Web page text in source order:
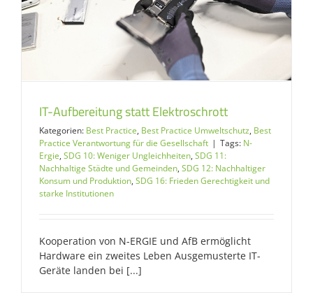
IT-Aufbereitung statt Elektroschrott
Kategorien: Best Practice, Best Practice Umweltschutz, Best
Practice Verantwortung für die Gesellschaft | Tags: N-
Ergie, SDG 10: Weniger Ungleichheiten, SDG 11:
Nachhaltige Städte und Gemeinden, SDG 12: Nachhaltiger
Konsum und Produktion, SDG 16: Frieden Gerechtigkeit und
starke Institutionen
Kooperation von N-ERGIE und AfB ermöglicht
Hardware ein zweites Leben Ausgemusterte IT-
Geräte landen bei [...]